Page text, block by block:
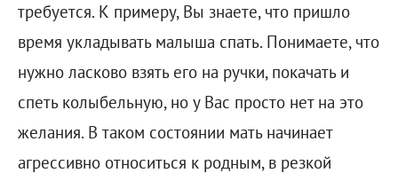
требуется. К примеру, Вы знаете, что пришло
время укладывать малыша спать. Понимаете, что
нужно ласково взять его на ручки, покачать и
спеть колыбельную, но у Вас просто нет на это
желания. В таком состоянии мать начинает
агрессивно относиться к родным, в резкой